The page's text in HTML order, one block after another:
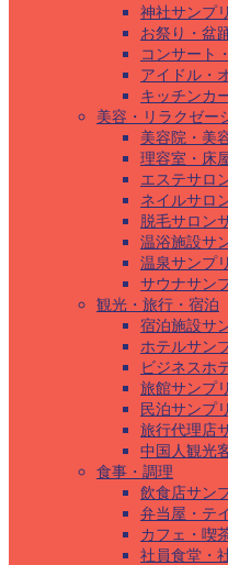
神社サンプ
お祭り・盆
コンサート
アイドル・
キッチンカ
美容・リラクゼー
美容院・美
理容室・床
エステサロ
ネイルサロ
脱毛サロン
温浴施設サ
温泉サンプ
サウナサン
観光・旅行・宿泊
宿泊施設サ
ホテルサン
ビジネスホ
旅館サンプ
民泊サンプ
旅行代理店
中国人観光
食事・調理
飲食店サン
弁当屋・テ
カフェ・喫
社員食堂・